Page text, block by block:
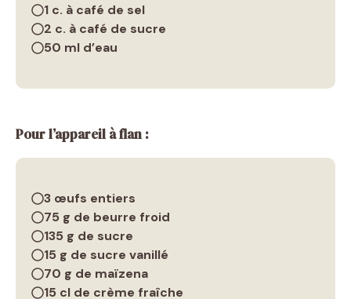
1 c. à café de sel
2 c. à café de sucre
50 ml d’eau
Pour l’appareil à flan :
3 œufs entiers
75 g de beurre froid
135 g de sucre
15 g de sucre vanillé
70 g de maïzena
15 cl de crème fraîche